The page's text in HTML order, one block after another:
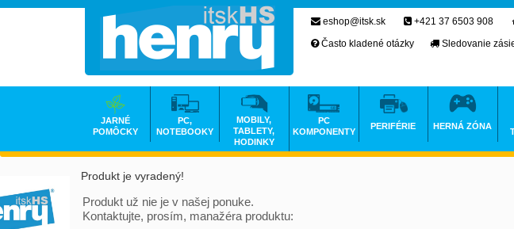
Produkt je vyradený!
Produkt už nie je v našej ponuke.
Kontaktujte, prosím, manažéra produktu:
eshop@itsk.sk +421 37 6503 908
Často kladené otázky
Sledovanie
JARNÉ
POMÔCKY
PC,
NOTEBOOKY
MOBILY,
TABLETY,
HODINKY
PC
KOMPONENTY
PERIFÉRIE HERNÁ ZÓNA